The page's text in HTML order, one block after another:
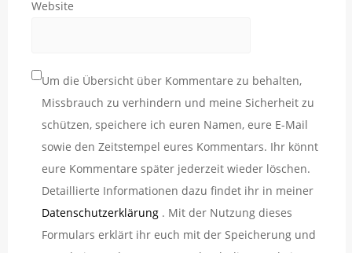
Website
Um die Übersicht über Kommentare zu behalten,
Missbrauch zu verhindern und meine Sicherheit zu
schützen, speichere ich euren Namen, eure E-Mail
sowie den Zeitstempel eures Kommentars. Ihr könnt
eure Kommentare später jederzeit wieder löschen.
Detaillierte Informationen dazu findet ihr in meiner
Datenschutzerklärung . Mit der Nutzung dieses
Formulars erklärt ihr euch mit der Speicherung und